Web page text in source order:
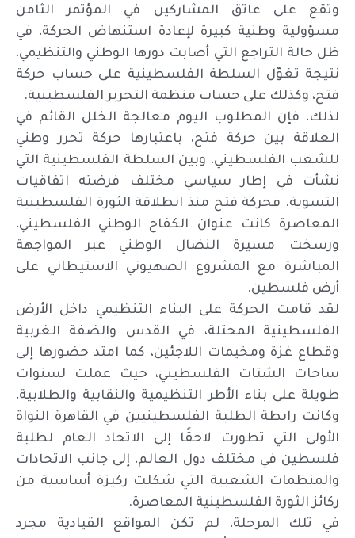
وتقع على عاتق المشاركين في المؤتمر الثامن
مسؤولية وطنية كبيرة لإعادة استنهاض الحركة، في
ظل حالة التراجع التي أصابت دورها الوطني والتنظيمي،
نتيجة تغوّل السلطة الفلسطينية على حساب حركة
فتح، وكذلك على حساب منظمة التحرير الفلسطينية.
لذلك، فإن المطلوب اليوم معالجة الخلل القائم في
العلاقة بين حركة فتح، باعتبارها حركة تحرر وطني
للشعب الفلسطيني، وبين السلطة الفلسطينية التي
نشأت في إطار سياسي مختلف فرضته اتفاقيات
التسوية. فحركة فتح منذ انطلاقة الثورة الفلسطينية
المعاصرة كانت عنوان الكفاح الوطني الفلسطيني،
ورسخت مسيرة النضال الوطني عبر المواجهة
المباشرة مع المشروع الصهيوني الاستيطاني على
أرض فلسطين.
لقد قامت الحركة على البناء التنظيمي داخل الأرض
الفلسطينية المحتلة، في القدس والضفة الغربية
وقطاع غزة ومخيمات اللاجئين، كما امتد حضورها إلى
ساحات الشتات الفلسطيني، حيث عملت لسنوات
طويلة على بناء الأطر التنظيمية والنقابية والطلابية،
وكانت رابطة الطلبة الفلسطينيين في القاهرة النواة
الأولى التي تطورت لاحقًا إلى الاتحاد العام لطلبة
فلسطين في مختلف دول العالم، إلى جانب الاتحادات
والمنظمات الشعبية التي شكلت ركيزة أساسية من
ركائز الثورة الفلسطينية المعاصرة.
في تلك المرحلة، لم تكن المواقع القيادية مجرد